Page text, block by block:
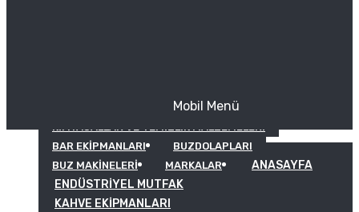
KIMYASALLAR VE TEMIZLIK MALZEMELERI
BAR EKIPMANLARI
BUZDOLAPLARI
BUZ MAKINELERI
MARKALAR
Mobil Menü
ANASAYFA
ENDÜSTRIYEL MUTFAK
KAHVE EKIPMANLARI